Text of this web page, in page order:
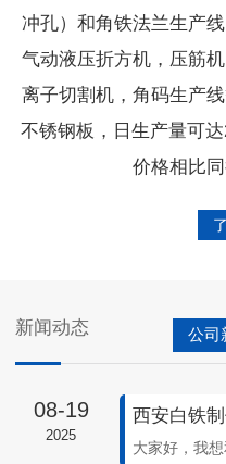
冲孔）和角铁法兰生产
气动液压折方机，压筋
离子切割机，角码生产
不锈钢板，日生产量可
价格相比
新闻动态 公司
08-19
2025
西安白铁